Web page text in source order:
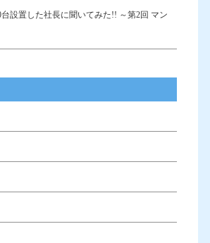
設置した社長に聞いてみた!! ～第2回 マン